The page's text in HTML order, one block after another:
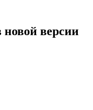
версии